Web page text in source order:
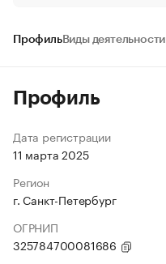
ПрофильВиды деятельности
Профиль
Дата регистрации
11 марта 2025
Регион
г. Санкт-Петербург
ОГРНИП
325784700081686